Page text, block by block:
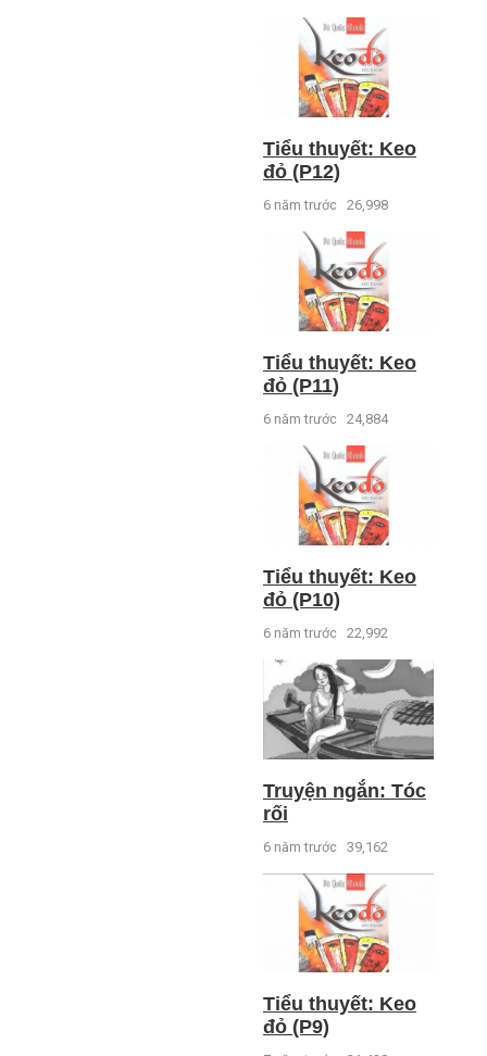
Tiểu thuyết: Keo
đỏ (P12)
6 năm trước 26,998
Tiểu thuyết: Keo
đỏ (P11)
6 năm trước 24,884
Tiểu thuyết: Keo
đỏ (P10)
6 năm trước 22,992
Truyện ngắn: Tóc
rối
6 năm trước 39,162
Tiểu thuyết: Keo
đỏ (P9)